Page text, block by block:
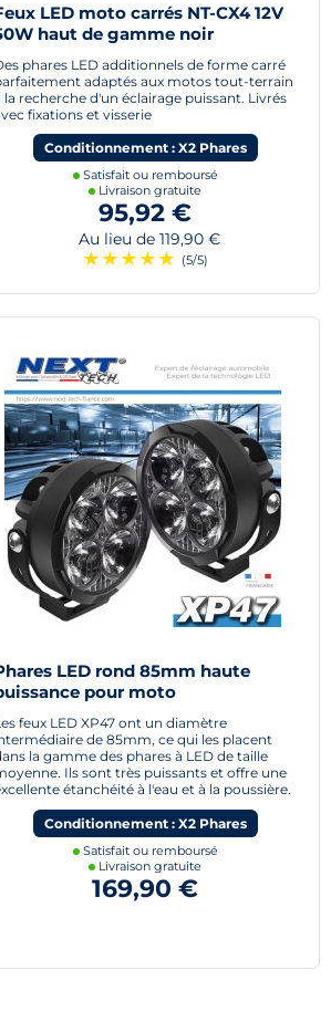
LED moto carrés NT-CX4 12V
haut de gamme noir
phares LED additionnels de forme carré
adaptés aux motos tout-terrain
la recherche d'un éclairage puissant. Livrés
fixations et visserie
Conditionnement : X2 Phares
Satisfait ou remboursé
Livraison gratuite
95,92 €
Au lieu de 119,90 €
★ ★ ★ ★ ★ (5/5)
LED rond 85mm haute
pour moto
feux LED XP47 ont un diamètre
de 85mm, ce qui les placent
la gamme des phares à LED de taille
Ils sont très puissants et offre une
étanchéité à l'eau et à la poussière.
Conditionnement : X2 Phares
Satisfait ou remboursé
Livraison gratuite
169,90 €